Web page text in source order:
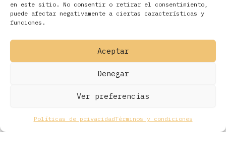
en este sitio. No consentir o retirar el consentimiento,
puede afectar negativamente a ciertas características y
funciones.
Aceptar
Denegar
Ver preferencias
Políticas de privacidadTérminos y condiciones
Filtros